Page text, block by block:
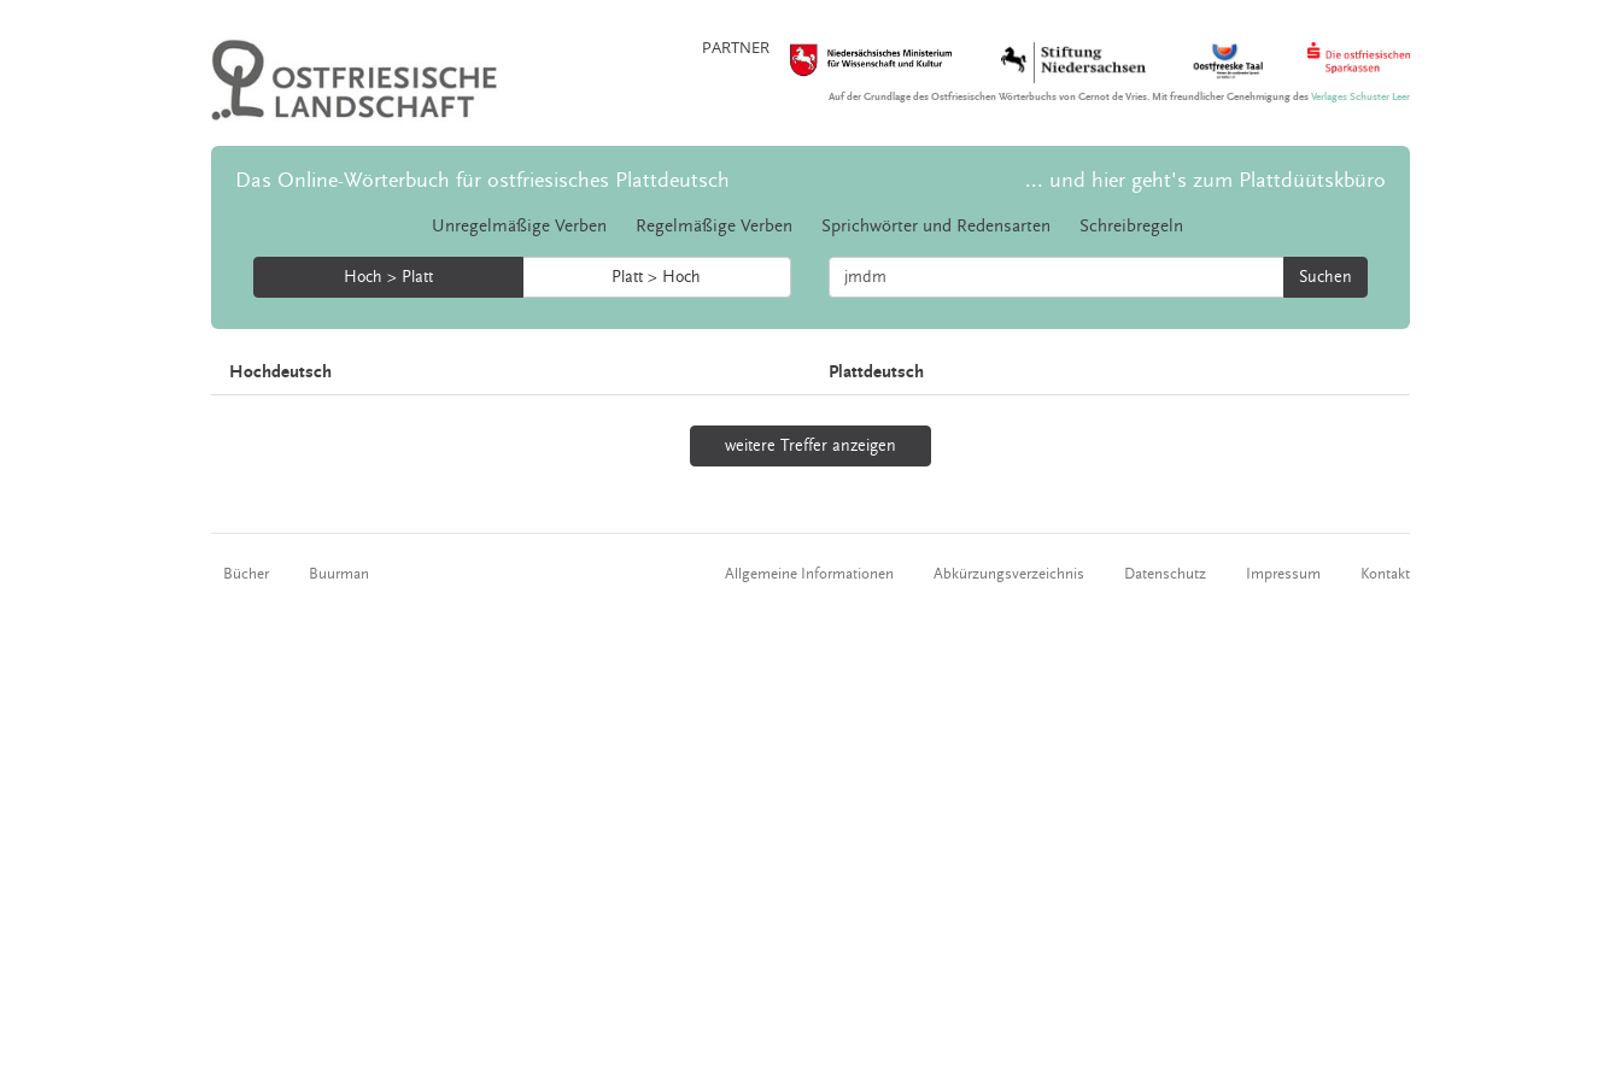
PARTNER
Auf der Grundlage des Ostfriesischen Wörterbuchs von Gernot de Vries. Mit freundlicher Genehmigung desVerlages Schuster Leer
Das Online-Wörterbuch für ostfriesisches Plattdeutsch ... und hier geht's zum Plattdüütskbüro
Unregelmäßige Verben Regelmäßige Verben Sprichwörter und Redensarten Schreibregeln
Hoch > Platt Platt > Hoch Suchen
Hochdeutsch Plattdeutsch
weitere Treffer anzeigen
Bücher Buurman Allgemeine Informationen Abkürzungsverzeichnis Datenschutz Impressum Kontakt